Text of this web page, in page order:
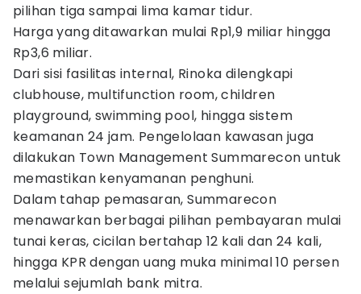
pilihan tiga sampai lima kamar tidur.
Harga yang ditawarkan mulai Rp1,9 miliar hingga
Rp3,6 miliar.
Dari sisi fasilitas internal, Rinoka dilengkapi
clubhouse, multifunction room, children
playground, swimming pool, hingga sistem
keamanan 24 jam. Pengelolaan kawasan juga
dilakukan Town Management Summarecon untuk
memastikan kenyamanan penghuni.
Dalam tahap pemasaran, Summarecon
menawarkan berbagai pilihan pembayaran mulai
tunai keras, cicilan bertahap 12 kali dan 24 kali,
hingga KPR dengan uang muka minimal 10 persen
melalui sejumlah bank mitra.